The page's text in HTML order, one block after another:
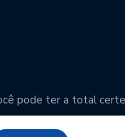
pode ter a total